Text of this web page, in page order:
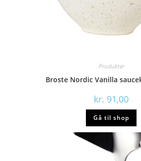
Produkter
Broste Nordic Vanilla
kr. 91,00
Gå til shop